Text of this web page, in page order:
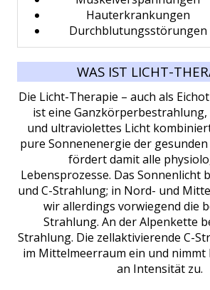
Hauterkrankungen
Durchblutungsstörungen
WAS IST LICHT-
Die Licht-Therapie – auch als
ist eine
und ultraviolettes Licht
pure Sonnenenergie der
fördert damit alle
Lebensprozesse. Das Sonnenlicht
und C-Strahlung; in Nord- und
wir allerdings vorwiegend die
Strahlung. An der Alpenkette
Strahlung. Die zellaktivierende C-
im Mittelmeerraum ein und nimmt
an Intensität zu.